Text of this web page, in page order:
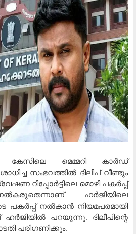
കേസിലെ മെമ്മറി കാർഡ്
സംഭവത്തിൽ ദിലീപ് വീണ്ടും
റിപ്പോർട്ടിലെ മൊഴി പകർപ്പ്
ഹർജിയിലെ
പകർപ്പ് നൽകാൻ നിയമപരമായി
ഹർജിയിൽ പറയുന്നു. ദിലീപിന്റെ
പരിഗണിക്കും.